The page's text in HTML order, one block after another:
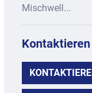
Mischwell...